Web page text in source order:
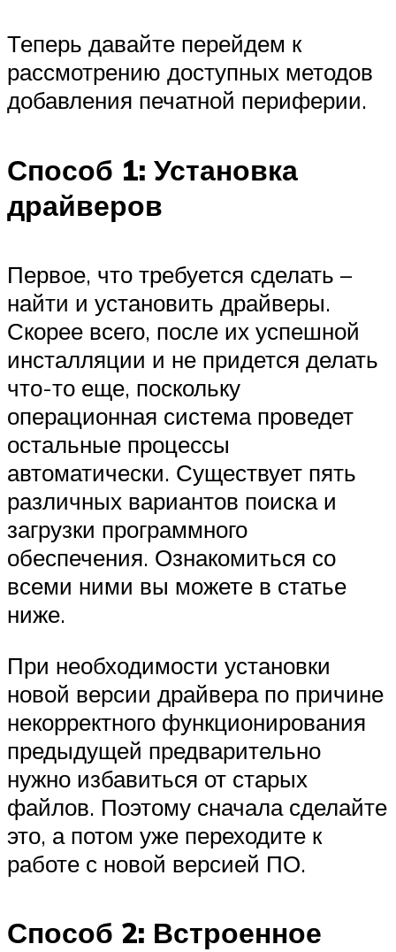
Теперь давайте перейдем к
рассмотрению доступных методов
добавления печатной периферии.
Способ 1: Установка
драйверов
Первое, что требуется сделать –
найти и установить драйверы.
Скорее всего, после их успешной
инсталляции и не придется делать
что-то еще, поскольку
операционная система проведет
остальные процессы
автоматически. Существует пять
различных вариантов поиска и
загрузки программного
обеспечения. Ознакомиться со
всеми ними вы можете в статье
ниже.
При необходимости установки
новой версии драйвера по причине
некорректного функционирования
предыдущей предварительно
нужно избавиться от старых
файлов. Поэтому сначала сделайте
это, а потом уже переходите к
работе с новой версией ПО.
Способ 2: Встроенное